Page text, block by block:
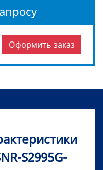
Оформить заказ
S2995G-